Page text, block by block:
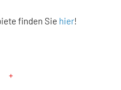
finden Sie hier!